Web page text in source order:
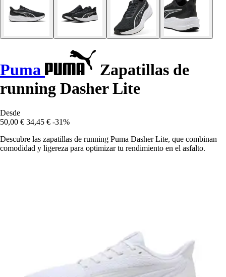
Puma
Zapatillas de
running Dasher Lite
Desde
50,00 € 34,45 € -31%
Descubre las zapatillas de running Puma Dasher Lite, que combinan
comodidad y ligereza para optimizar tu rendimiento en el asfalto.